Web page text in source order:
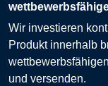
Wir investieren
Produkt innerhalb
und versenden.